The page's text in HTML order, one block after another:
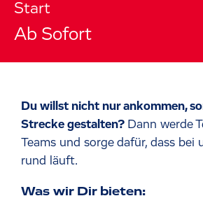
Start
Ab Sofort
Du willst nicht nur ankommen,
Strecke gestalten? Dann werde
Teams und sorge dafür, dass bei
rund läuft.
Was wir Dir bieten: